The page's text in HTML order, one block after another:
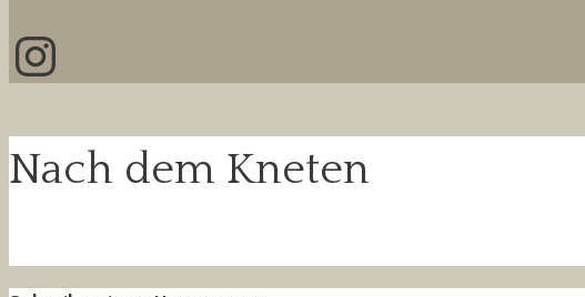
Instagram
Nach dem Kneten